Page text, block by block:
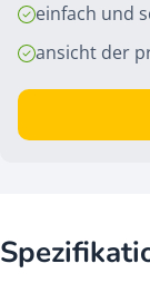
einfach und
ansicht der